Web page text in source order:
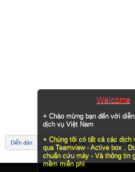
Welcome
+ Chào mừng bạn đến với
dịch vụ Việt Nam
+ Chúng tôi có tất cả các dịch
qua Teamview - Active box ,
chuẩn cứu máy - Và thông tin
mềm miễn phí
Diễn đàn ... CHIA SẺ - THẢO LUẬN